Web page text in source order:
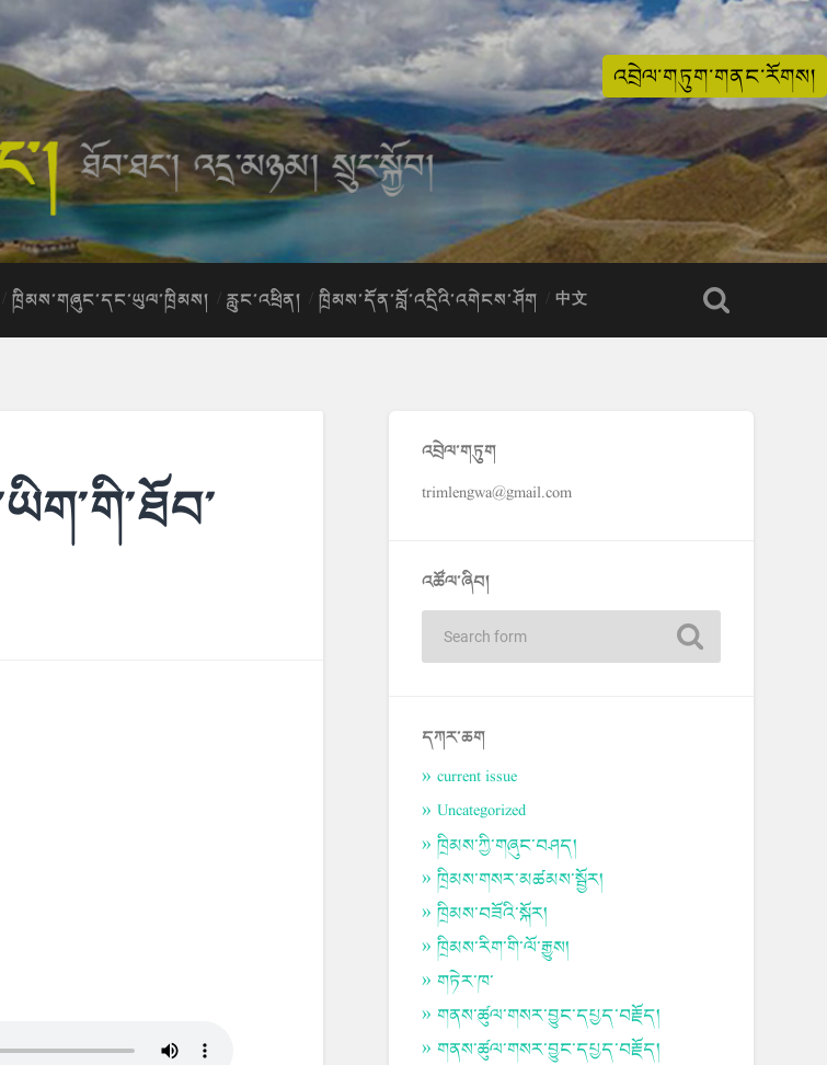
འབྲེལ་གཏུག་གནང་རོགས།
ཁྲིམས་གཞུང་དང་ཡུལ་ཁྲིམས། རླུང་འཕྲིན། ཁྲིམས་དོན་བློ་འདྲིའི་འགེངས་ཤོག 中文
འབྲེལ་གཏུག
trimlengwa@gmail.com
འཚོལ་ཞིབ།
དཀར་ཆག
current issue
Uncategorized
ཁྲིམས་ཀྱི་གཞུང་བཤད།
ཁྲིམས་གསར་མཚམས་སྦྱོར།
ཁྲིམས་བཟོའི་སྐོར།
ཁྲིམས་རིག་གི་ལོ་རྒྱུས།
གཏེར་ཁ་
གནས་ཚུལ་གསར་བྱུང་དཔྱད་བརྗོད།
གནས་ཚུལ་གསར་བྱུང་དཔྱད་བརྗོད།